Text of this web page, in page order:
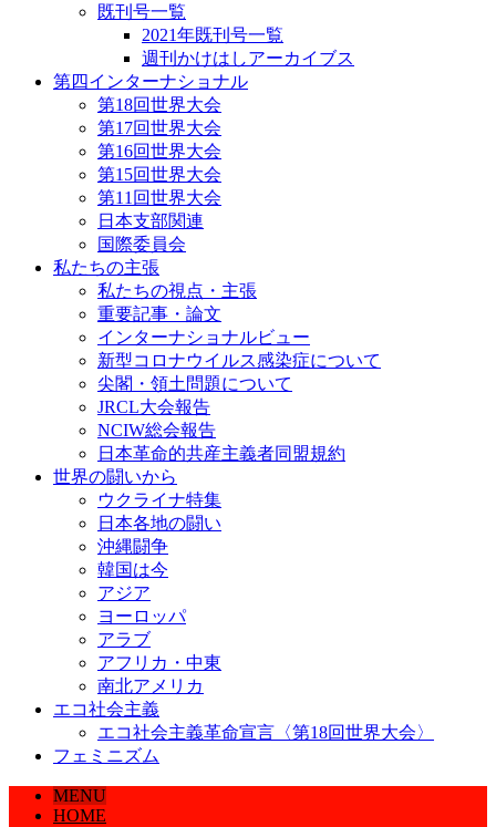
既刊号一覧
2021年既刊号一覧
週刊かけはしアーカイブス
第四インターナショナル
第18回世界大会
第17回世界大会
第16回世界大会
第15回世界大会
第11回世界大会
日本支部関連
国際委員会
私たちの主張
私たちの視点・主張
重要記事・論文
インターナショナルビュー
新型コロナウイルス感染症について
尖閣・領土問題について
JRCL大会報告
NCIW総会報告
日本革命的共産主義者同盟規約
世界の闘いから
ウクライナ特集
日本各地の闘い
沖縄闘争
韓国は今
アジア
ヨーロッパ
アラブ
アフリカ・中東
南北アメリカ
エコ社会主義
エコ社会主義革命宣言〈第18回世界大会〉
フェミニズム
MENU
HOME